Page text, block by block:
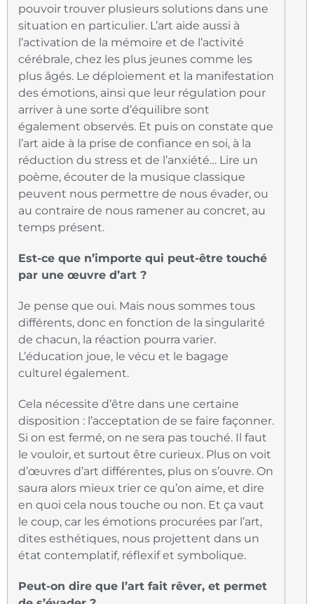
pouvoir trouver plusieurs solutions dans une
situation en particulier. L’art aide aussi à
l’activation de la mémoire et de l’activité
cérébrale, chez les plus jeunes comme les
plus âgés. Le déploiement et la manifestation
des émotions, ainsi que leur régulation pour
arriver à une sorte d’équilibre sont
également observés. Et puis on constate que
l’art aide à la prise de confiance en soi, à la
réduction du stress et de l’anxiété… Lire un
poème, écouter de la musique classique
peuvent nous permettre de nous évader, ou
au contraire de nous ramener au concret, au
temps présent.
Est-ce que n’importe qui peut-être touché
par une œuvre d’art ?
Je pense que oui. Mais nous sommes tous
différents, donc en fonction de la singularité
de chacun, la réaction pourra varier.
L’éducation joue, le vécu et le bagage
culturel également.
Cela nécessite d’être dans une certaine
disposition : l’acceptation de se faire façonner.
Si on est fermé, on ne sera pas touché. Il faut
le vouloir, et surtout être curieux. Plus on voit
d’œuvres d’art différentes, plus on s’ouvre. On
saura alors mieux trier ce qu’on aime, et dire
en quoi cela nous touche ou non. Et ça vaut
le coup, car les émotions procurées par l’art,
dites esthétiques, nous projettent dans un
état contemplatif, réflexif et symbolique.
Peut-on dire que l’art fait rêver, et permet